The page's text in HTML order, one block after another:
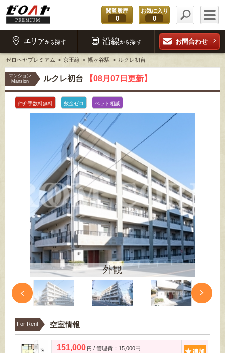
閲覧履歴
0
お気に入り
0
お問合わせ
ゼロヘヤプレミアム 京王線 幡ヶ谷駅 ルクレ初台
マンション
Mansion
ルクレ初台 【08月07日更新】
仲介手数料無料 敷金ゼロ ペット相談
外観
For Rent 空室情報
151,000 円 / 管理費：15,000円